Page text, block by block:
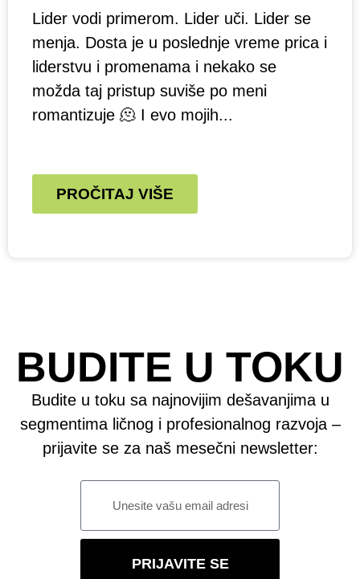
Lider vodi primerom. Lider uči. Lider se
menja. Dosta je u poslednje vreme prica i
liderstvu i promenama i nekako se
možda taj pristup suviše po meni
romantizuje 🫠 I evo mojih...
PROČITAJ VIŠE
BUDITE U TOKU
Budite u toku sa najnovijim dešavanjima u
segmentima ličnog i profesionalnog razvoja –
prijavite se za naš mesečni newsletter:
PRIJAVITE SE